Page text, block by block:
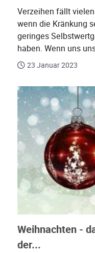
Verzeihen fällt
wenn die Kränkung
geringes
haben. Wenn uns
23 Januar 2023
Weihnachten -
der...